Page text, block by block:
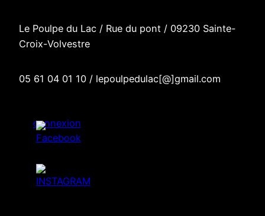
Le Poulpe du Lac / Rue du pont / 09230 Sainte-
Croix-Volvestre
05 61 04 01 10 / lepoulpedulac[@]gmail.com
connexion